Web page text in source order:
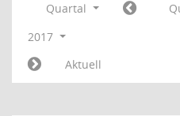
Quartal
2017
Aktuell